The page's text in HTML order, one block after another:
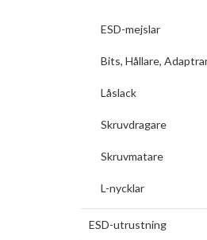
ESD-mejslar
Bits, Hållare,
Låslack
Skruvdragare
Skruvmatare
L-nycklar
ESD-utrustning